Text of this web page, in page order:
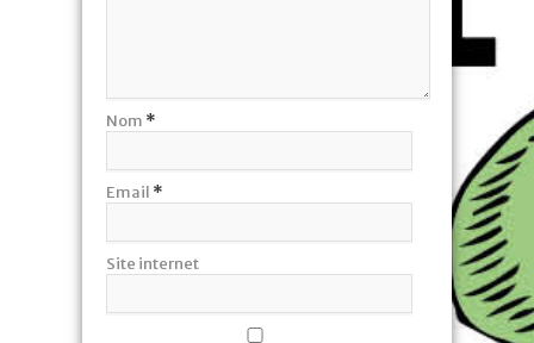
Nom *
Email *
Site internet